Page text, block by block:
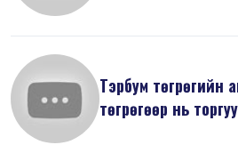
Тэрбум төгрөгийн
төгрөгөөр нь